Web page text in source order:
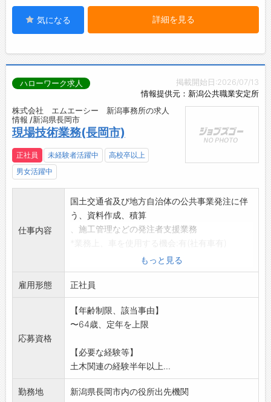
気になる 詳細を見る
掲載開始日:2026/07/13
情報提供元：新潟公共職業安定所
ハローワーク求人
株式会社 エムエーシー 新潟事務所の求人
情報 /新潟県長岡市
現場技術業務(長岡市)
正社員 未経験者活躍中
高校卒以上
男女活躍中
仕事内容
国土交通省及び地方自治体の公共事業発注に伴
う、資料作成、積算
、施工管理などの発注者支援業務
もっと見る
雇用形態 正社員
応募資格
【年齢制限、該当事由】
〜64歳、定年を上限
【必要な経験等】
土木関連の経験半年以上...
勤務地 新潟県長岡市内の役所出先機関